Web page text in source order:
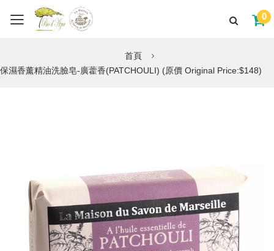
0
首頁
保濕香薰精油洗臉皂-廣藿香(PATCHOULI) (原價 Original Price:$148)
gallery